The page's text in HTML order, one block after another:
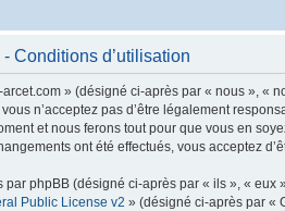
Conditions d’utilisation
» (désigné ci-après par « nous », «
n’acceptez pas d’être légalement
et nous ferons tout pour que vous en
ont été effectués, vous acceptez
par phpBB (désigné ci-après par « ils », «
Public License v2 » (désigné ci-après par «